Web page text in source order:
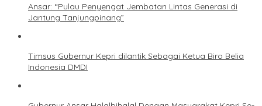
Ansar: “Pulau Penyengat Jembatan Lintas Generasi di
Jantung Tanjungpinang”
Timsus Gubernur Kepri dilantik Sebagai Ketua Biro Belia
Indonesia DMDI